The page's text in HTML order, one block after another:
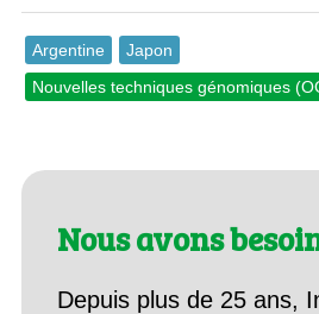
Argentine
Japon
Nouvelles techniques génomiques
Nous avons
Depuis plus de 25 ans,